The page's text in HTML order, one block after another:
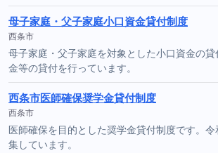
母子家庭・父子家庭小口資金貸付制度
西条市
母子家庭・父子家庭を対象とした小口資金の
金等の貸付を行っています。
西条市医師確保奨学金貸付制度
西条市
医師確保を目的とした奨学金貸付制度です。
集しています。